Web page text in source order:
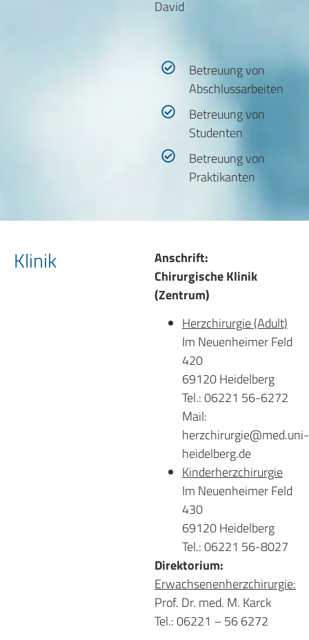
David
Betreuung von
Abschlussarbeiten
Betreuung von
Studenten
Betreuung von
Praktikanten
Klinik
Anschrift:
Chirurgische Klinik
(Zentrum)
Herzchirurgie (Adult)
Im Neuenheimer Feld
420
69120 Heidelberg
Tel.: 06221 56-6272
Mail:
herzchirurgie@med.uni-
heidelberg.de
Kinderherzchirurgie
Im Neuenheimer Feld
430
69120 Heidelberg
Tel.: 06221 56-8027
Direktorium:
Erwachsenenherzchirurgie:
Prof. Dr. med. M. Karck
Tel.: 06221 – 56 6272